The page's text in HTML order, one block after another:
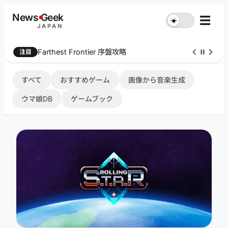
NewsGeek
JAPAN
☀︎ ☰
注目 Farthest Frontier 序盤攻略
すべて おすすめゲーム 画像から音楽生成
ウマ娘DB ゲームブック